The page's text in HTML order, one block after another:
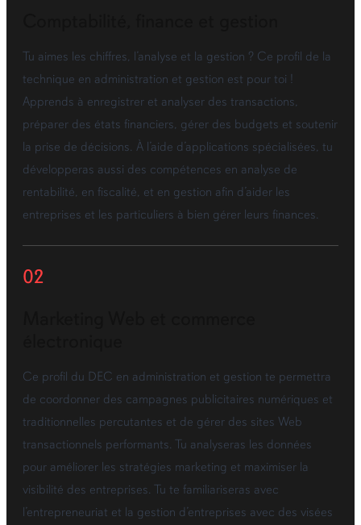
Tu aimes les chiffres, l’analyse et la gestion ? Ce profil de la
technique en administration et gestion est pour toi !
Apprends à enregistrer et analyser des transactions,
préparer des états financiers, gérer des budgets et soutenir
la prise de décisions. À l’aide d’applications spécialisées, tu
développeras aussi des compétences en analyse de
rentabilité, en fiscalité, et en gestion afin d’aider les
entreprises et les particuliers à bien gérer leurs finances.
02
Ce profil du DEC en administration et gestion te permettra
de coordonner des campagnes publicitaires numériques et
traditionnelles percutantes et de gérer des sites Web
transactionnels performants. Tu analyseras les données
pour améliorer les stratégies marketing et maximiser la
visibilité des entreprises. Tu te familiariseras avec
l’entrepreneuriat et la gestion d’entreprises avec des visées